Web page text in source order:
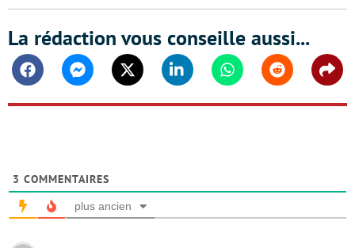
La rédaction vous conseille aussi...
FacebookMessengerTwitter Linkedin WhatsappReddit
3 COMMENTAIRES
plus ancien